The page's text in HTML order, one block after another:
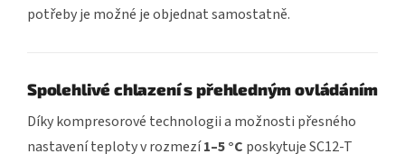
potřeby je možné je objednat samostatně.
Spolehlivé chlazení s přehledným ovládáním
Díky kompresorové technologii a možnosti přesného
nastavení teploty v rozmezí1–5 °C poskytuje SC12-T